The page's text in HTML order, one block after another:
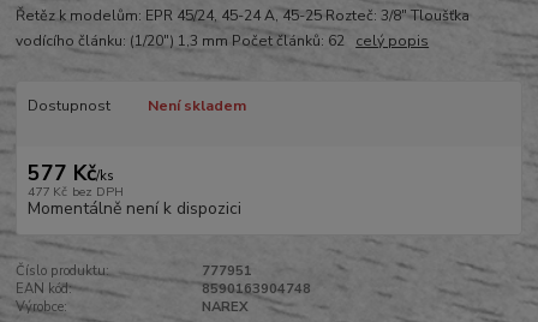
Řetěz k modelům: EPR 45/24, 45-24 A, 45-25 Rozteč: 3/8" Tloušťka
vodícího článku: (1/20") 1,3 mm Počet článků: 62 celý popis
Dostupnost Není skladem
577 Kč/ks
477 Kč bez DPH
Momentálně není k dispozici
Číslo produktu:
777951
EAN kód:
8590163904748
Výrobce:
NAREX